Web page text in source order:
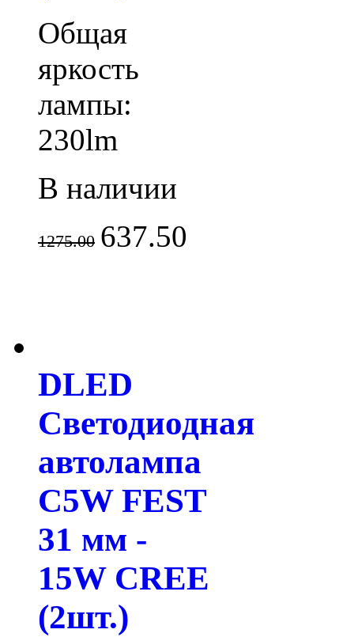
Общая
яркость
лампы:
230lm
В наличии
1275.00 637.50
DLED
Светодиодная
автолампа
C5W FEST
31 мм -
15W CREE
(2шт.)